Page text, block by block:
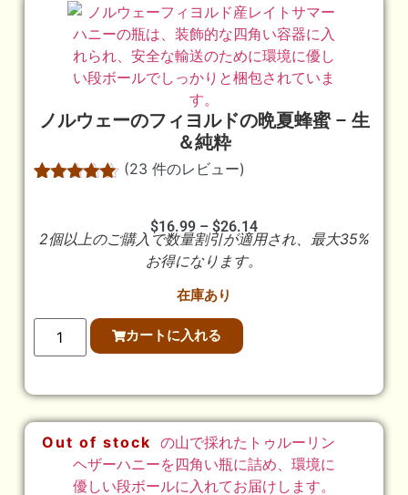
ノルウェーのフィヨルドの晩夏蜂蜜 – 生
＆純粋
価のうち、
(23 件のレビュー)
$16.99 – $26.14
2個以上のご購入で数量割引が適用され、最大35%
お得になります。
在庫あり
カートに入れる
Out of stock